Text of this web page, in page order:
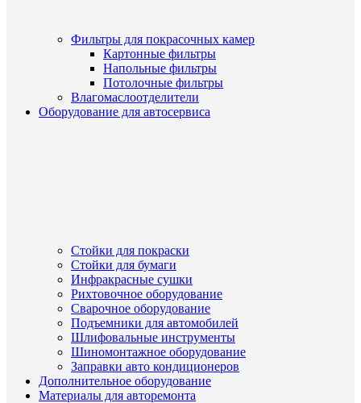
Фильтры для покрасочных камер
Картонные фильтры
Напольные фильтры
Потолочные фильтры
Влагомаслоотделители
Оборудование для автосервиса
Стойки для покраски
Стойки для бумаги
Инфракрасные сушки
Рихтовочное оборудование
Сварочное оборудование
Подъемники для автомобилей
Шлифовальные инструменты
Шиномонтажное оборудование
Заправки авто кондиционеров
Дополнительное оборудование
Материалы для авторемонта